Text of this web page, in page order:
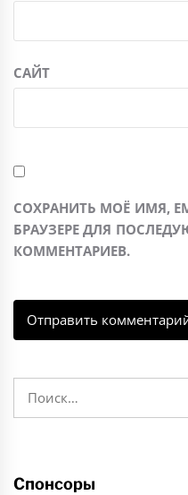
САЙТ
СОХРАНИТЬ МОЁ ИМЯ,
БРАУЗЕРЕ ДЛЯ
КОММЕНТАРИЕВ.
Найти:
Спонсоры